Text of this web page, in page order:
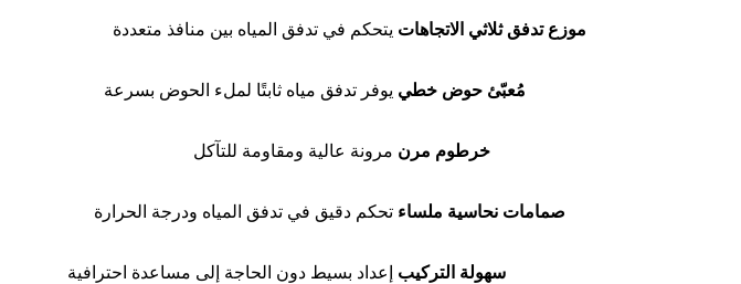
موزع تدفق ثلاثي الاتجاهات يتحكم في تدفق المياه بين منافذ متعددة
مُعبّئ حوض خطي يوفر تدفق مياه ثابتًا لملء الحوض بسرعة
خرطوم مرن مرونة عالية ومقاومة للتآكل
صمامات نحاسية ملساء تحكم دقيق في تدفق المياه ودرجة الحرارة
سهولة التركيب إعداد بسيط دون الحاجة إلى مساعدة احترافية